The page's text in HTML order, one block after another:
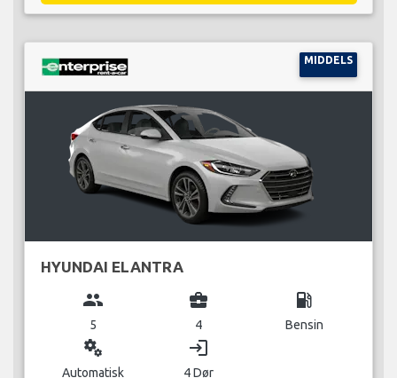
MIDDELS
HYUNDAI ELANTRA
group
5
business_center
4
local_gas_station
Bensin
miscellaneous_services
Automatisk
login
4 Dør